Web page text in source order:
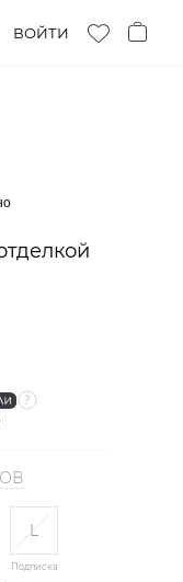
ВОЙТИ
L
Подписка